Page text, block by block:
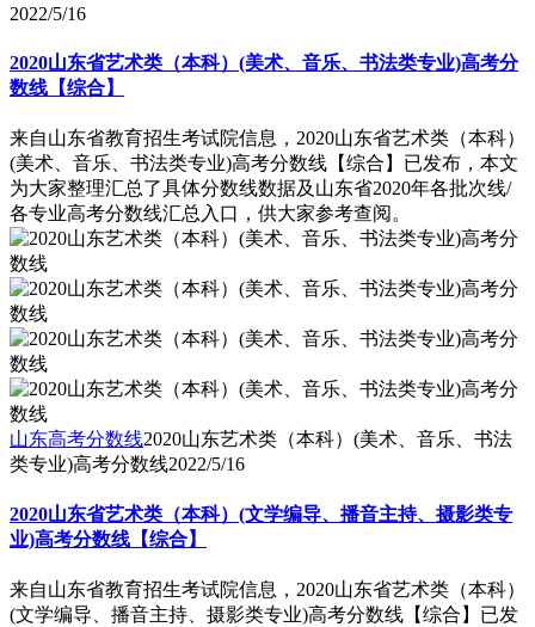
2022/5/16
2020山东省艺术类（本科）(美术、音乐、书法类专业)高考分
数线【综合】
来自山东省教育招生考试院信息，2020山东省艺术类（本科）
(美术、音乐、书法类专业)高考分数线【综合】已发布，本文
为大家整理汇总了具体分数线数据及山东省2020年各批次线/
各专业高考分数线汇总入口，供大家参考查阅。
山东高考分数线2020山东艺术类（本科）(美术、音乐、书法
类专业)高考分数线2022/5/16
2020山东省艺术类（本科）(文学编导、播音主持、摄影类专
业)高考分数线【综合】
来自山东省教育招生考试院信息，2020山东省艺术类（本科）
(文学编导、播音主持、摄影类专业)高考分数线【综合】已发